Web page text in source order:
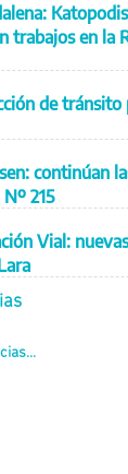
trabajos en la
de tránsito
continúan
215
Vial: